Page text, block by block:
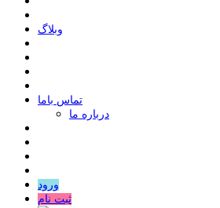
وبلاگ
ﺗﻤﺎﺱ ﺑﺎﻣﺎ
درباره ما
ورود
ثبت نام